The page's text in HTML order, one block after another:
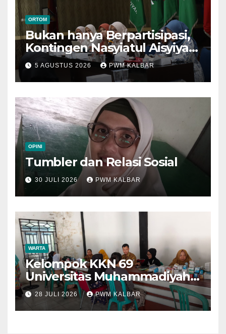
ORTOM
Bukan hanya Berpartisipasi,
Kontingen Nasyiatul Aisyiyah
Kalbar Perjuangkan Program
di Muktamar XV
5 AGUSTUS 2026 PWM KALBAR
OPINI
Tumbler dan Relasi Sosial
30 JULI 2026 PWM KALBAR
WARTA
Kelompok KKN 69
Universitas Muhammadiyah
Pontianak Dibagi Dua Tim,
Cat Bangunan dan Dampingi
Pelayanan Posyandu Lansia
28 JULI 2026 PWM KALBAR